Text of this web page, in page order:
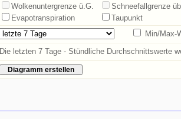
Wolkenuntergrenze ü.G.
Schneefallgrenze
Evapotranspiration
Taupunkt
Min/
Die letzten 7 Tage - Stündliche Durchschnittswerte